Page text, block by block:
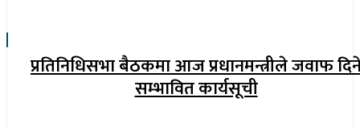
प्रतिनिधिसभा बैठकमा आज प्रधानमन्त्रीले जवाफ
सम्भावित कार्यसूची